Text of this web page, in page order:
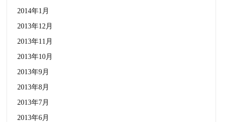
2014年1月
2013年12月
2013年11月
2013年10月
2013年9月
2013年8月
2013年7月
2013年6月